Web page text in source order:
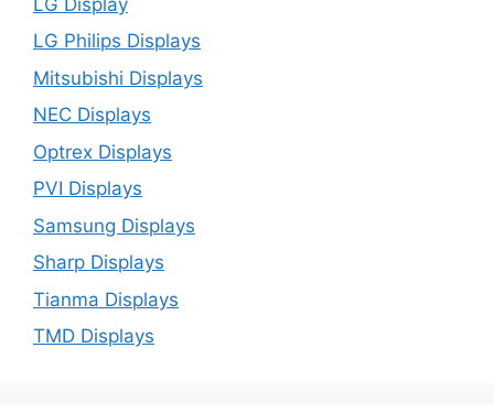
LG Philips Displays
Mitsubishi Displays
NEC Displays
Optrex Displays
PVI Displays
Samsung Displays
Sharp Displays
Tianma Displays
TMD Displays